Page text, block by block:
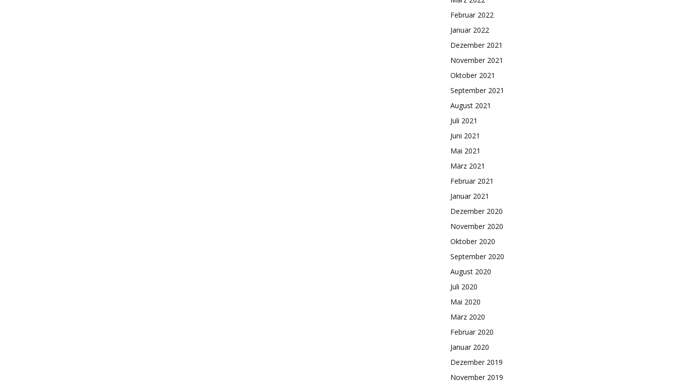
Februar 2022
Januar 2022
Dezember 2021
November 2021
Oktober 2021
September 2021
August 2021
Juli 2021
Juni 2021
Mai 2021
März 2021
Februar 2021
Januar 2021
Dezember 2020
November 2020
Oktober 2020
September 2020
August 2020
Juli 2020
Mai 2020
März 2020
Februar 2020
Januar 2020
Dezember 2019
November 2019